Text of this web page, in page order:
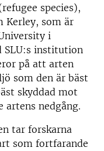
species),
Kerley, som är
i
SLU:s institution
på att arten
som den är bäst
skyddad mot
artens nedgång.
tar forskarna
som fortfarande